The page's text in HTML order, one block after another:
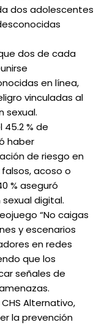
dos adolescentes
dos de cada
en línea,
vinculadas al
sexual.
% de
haber
de riesgo en
acoso o
% aseguró
digital.
“No caigas
y escenarios
en redes
que los
señales de
Alternativo,
la prevención